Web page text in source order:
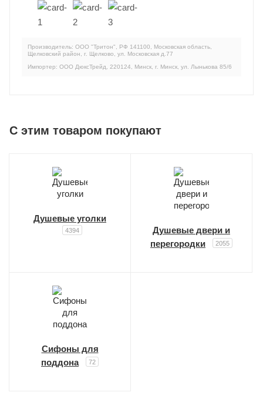
Производитель: ООО "Тритон", РФ 141100, Московская область,
Щелковский район, г. Щелково, ул. Московская д.77
Импортер: ООО ДюксТрейд, 220124, Минск, г. Минск, ул. Лынькова 85/6
C этим товаром покупают
Душевые уголки
4394
Душевые двери и
перегородки
2055
Сифоны для
поддона
72